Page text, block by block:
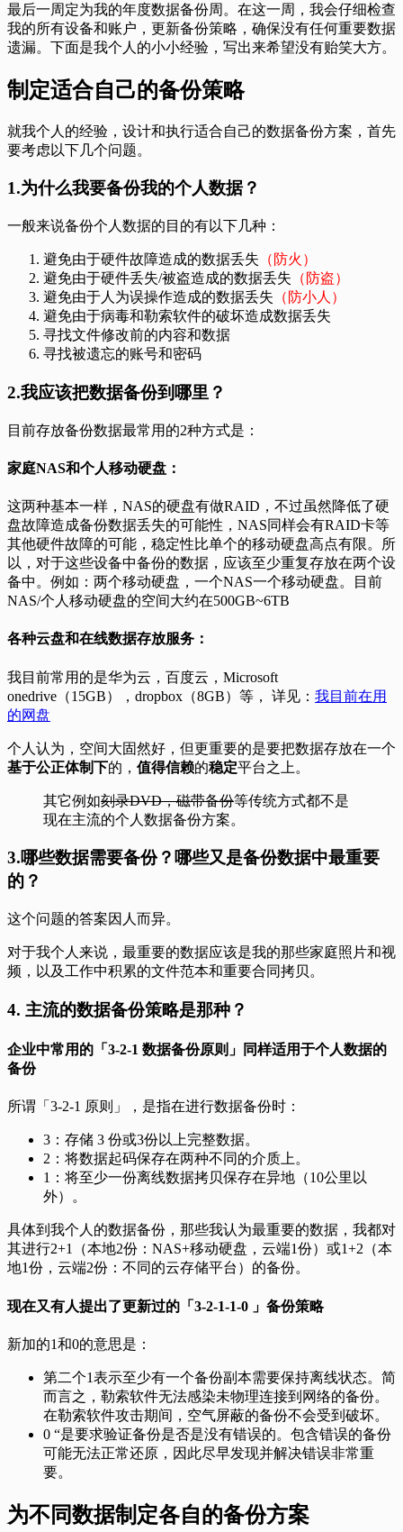
最后一周定为我的年度数据备份周。在这一周，我会仔细检查
我的所有设备和账户，更新备份策略，确保没有任何重要数据
遗漏。下面是我个人的小小经验，写出来希望没有贻笑大方。
制定适合自己的备份策略
就我个人的经验，设计和执行适合自己的数据备份方案，首先
要考虑以下几个问题。
1.为什么我要备份我的个人数据？
一般来说备份个人数据的目的有以下几种：
避免由于硬件故障造成的数据丢失 （防火）
避免由于硬件丢失/被盗造成的数据丢失 （防盗）
避免由于人为误操作造成的数据丢失 （防小人）
避免由于病毒和勒索软件的破坏造成数据丢失
寻找文件修改前的内容和数据
寻找被遗忘的账号和密码
2.我应该把数据备份到哪里？
目前存放备份数据最常用的2种方式是：
家庭NAS和个人移动硬盘：
这两种基本一样，NAS的硬盘有做RAID，不过虽然降低了硬
盘故障造成备份数据丢失的可能性，NAS同样会有RAID卡等
其他硬件故障的可能，稳定性比单个的移动硬盘高点有限。所
以，对于这些设备中备份的数据，应该至少重复存放在两个设
备中。例如：两个移动硬盘，一个NAS一个移动硬盘。目前
NAS/个人移动硬盘的空间大约在500GB~6TB
各种云盘和在线数据存放服务：
我目前常用的是华为云，百度云，Microsoft
onedrive（15GB），dropbox（8GB）等， 详见： 我目前在用
的网盘
个人认为，空间大固然好，但更重要的是要把数据存放在一个
基于公正体制下的， 值得信赖的稳定平台之上。
其它例如刻录DVD，磁带备份等传统方式都不是
现在主流的个人数据备份方案。
3.哪些数据需要备份？哪些又是备份数据中最重要
的？
这个问题的答案因人而异。
对于我个人来说，最重要的数据应该是我的那些家庭照片和视
频，以及工作中积累的文件范本和重要合同拷贝。
4. 主流的数据备份策略是那种？
企业中常用的「3-2-1 数据备份原则」同样适用于个人数据的
备份
所谓「3-2-1 原则」，是指在进行数据备份时：
3：存储 3 份或3份以上完整数据。
2：将数据起码保存在两种不同的介质上。
1：将至少一份离线数据拷贝保存在异地（10公里以
外）。
具体到我个人的数据备份，那些我认为最重要的数据，我都对
其进行2+1（本地2份：NAS+移动硬盘，云端1份）或1+2（本
地1份，云端2份：不同的云存储平台）的备份。
现在又有人提出了更新过的「 3-2-1-1-0 」备份策略
新加的1和0的意思是：
第二个1表示至少有一个备份副本需要保持离线状态。简
而言之，勒索软件无法感染未物理连接到网络的备份。
在勒索软件攻击期间，空气屏蔽的备份不会受到破坏。
0 “是要求验证备份是否是没有错误的。包含错误的备份
可能无法正常还原，因此尽早发现并解决错误非常重
要。
为不同数据制定各自的备份方案